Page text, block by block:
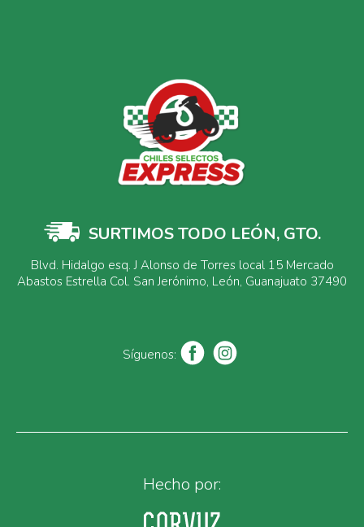
SURTIMOS TODO LEÓN, GTO.
Blvd. Hidalgo esq. J Alonso de Torres local 15 Mercado
Abastos Estrella Col. San Jerónimo, León, Guanajuato 37490
Síguenos:
Hecho por: